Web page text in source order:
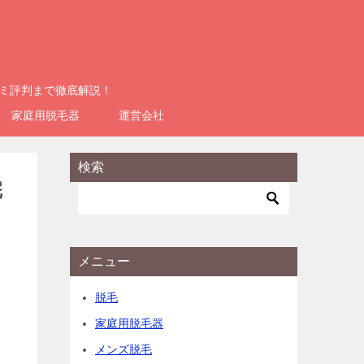
評判まで徹底解説！
家庭用脱毛器
運営会社
検索
メニュー
脱毛
家庭用脱毛器
メンズ脱毛